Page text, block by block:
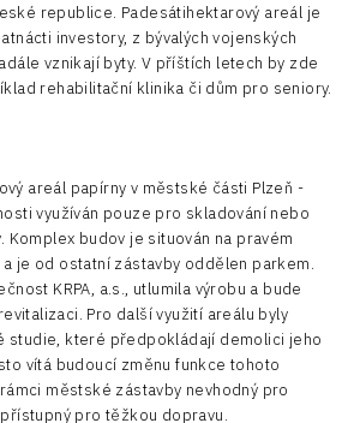
republice. Padesátihektarový areál je
investory, z bývalých vojenských
vznikají byty. V příštích letech by zde
rehabilitační klinika či dům pro seniory.
areál papírny v městské části Plzeň -
využíván pouze pro skladování nebo
Komplex budov je situován na pravém
je od ostatní zástavby oddělen parkem.
KRPA, a.s., utlumila výrobu a bude
Pro další využití areálu byly
studie, které předpokládají demolici jeho
vítá budoucí změnu funkce tohoto
městské zástavby nevhodný pro
pro těžkou dopravu.